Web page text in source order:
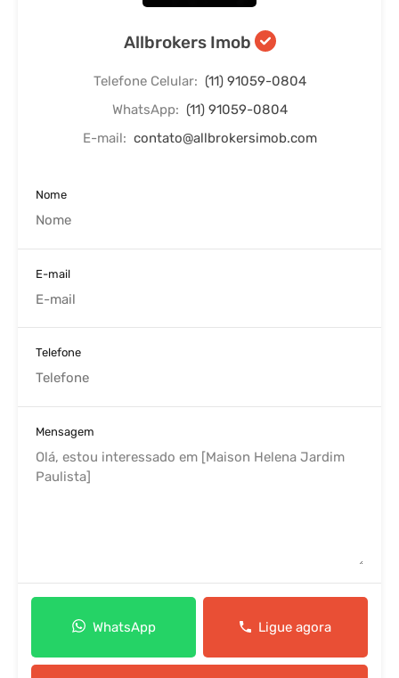
Allbrokers Imob
Telefone Celular: (11) 91059-0804
WhatsApp: (11) 91059-0804
E-mail: contato@allbrokersimob.com
Nome
E-mail
Telefone
Mensagem
WhatsApp Ligue agora